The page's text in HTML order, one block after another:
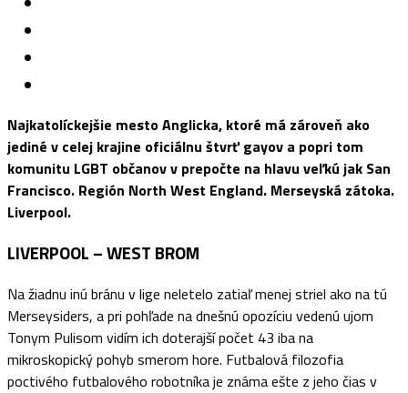
Najkatolíckejšie mesto Anglicka, ktoré má zároveň ako
jediné v celej krajine oficiálnu štvrť gayov a popri tom
komunitu LGBT občanov v prepočte na hlavu veľkú jak San
Francisco. Región North West England. Merseyská zátoka.
Liverpool.
LIVERPOOL – WEST BROM
Na žiadnu inú bránu v lige neletelo zatiaľ menej striel ako na tú
Merseysiders, a pri pohľade na dnešnú opozíciu vedenú ujom
Tonym Pulisom vidím ich doterajší počet 43 iba na
mikroskopický pohyb smerom hore. Futbalová filozofia
poctivého futbalového robotníka je známa ešte z jeho čias v